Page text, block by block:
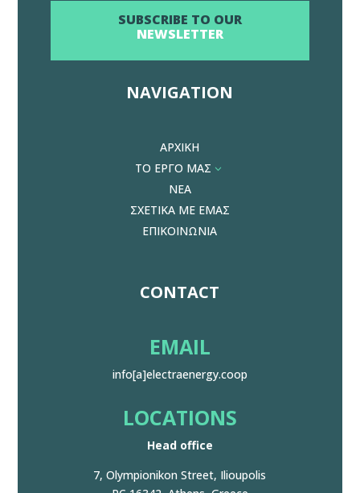
SUBSCRIBE TO OUR
NEWSLETTER
NAVIGATION
ΑΡΧΙΚΗ
ΤΟ ΕΡΓΟ ΜΑΣ 3
ΝΕΑ
ΣΧΕΤΙΚΑ ΜΕ ΕΜΑΣ
ΕΠΙΚΟΙΝΩΝΙΑ
CONTACT
EMAIL
info[a]electraenergy.coop
LOCATIONS
Head office
7, Olympionikon Street, Ilioupolis